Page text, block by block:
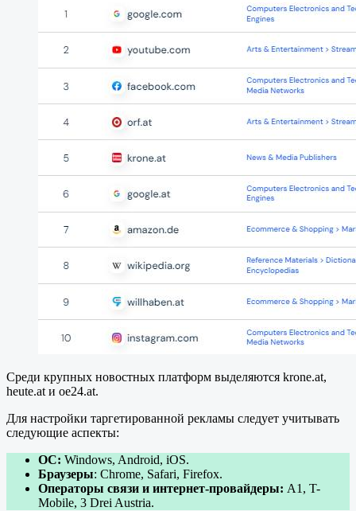
Среди крупных новостных платформ выделяются krone.at,
heute.at и oe24.at.
Для настройки таргетированной рекламы следует учитывать
следующие аспекты:
ОС: Windows, Android, iOS.
Браузеры: Chrome, Safari, Firefox.
Операторы связи и интернет-провайдеры: A1, T-
Mobile, 3 Drei Austria.